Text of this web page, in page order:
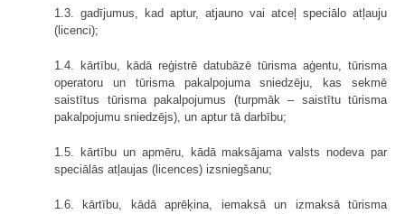
1.3. gadījumus, kad aptur, atjauno vai atceļ speciālo atļauju
(licenci);
1.4. kārtību, kādā reģistrē datubāzē tūrisma aģentu, tūrisma
operatoru un tūrisma pakalpojuma sniedzēju, kas sekmē
saistītus tūrisma pakalpojumus (turpmāk – saistītu tūrisma
pakalpojumu sniedzējs), un aptur tā darbību;
1.5. kārtību un apmēru, kādā maksājama valsts nodeva par
speciālās atļaujas (licences) izsniegšanu;
1.6. kārtību, kādā aprēķina, iemaksā un izmaksā tūrisma